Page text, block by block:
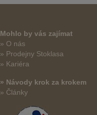
Mohlo by vás zajímat
» O nás
» Prodejny Stoklasa
» Kariéra
» Návody krok za krokem
» Články